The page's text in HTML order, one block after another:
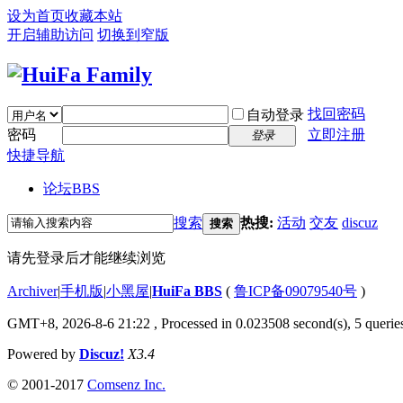
设为首页收藏本站
开启辅助访问 切换到窄版
自动登录 找回密码
密码
登录
立即注册
快捷导航
论坛BBS
搜索 搜索 热搜: 活动 交友 discuz
请先登录后才能继续浏览
Archiver|手机版|小黑屋|HuiFa BBS ( 鲁ICP备09079540号 )
GMT+8, 2026-8-6 21:22 , Processed in 0.023508 second(s), 5
Powered by Discuz! X3.4
© 2001-2017 Comsenz Inc.